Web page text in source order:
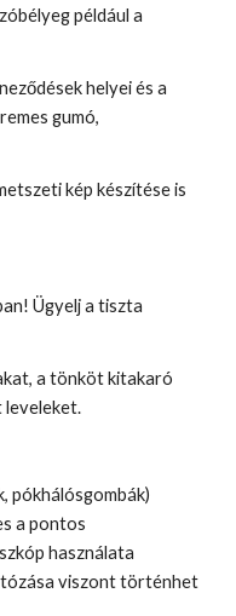
például a
helyei és a
gumó,
kép készítése is
Ügyelj a tiszta
a tönköt kitakaró
leveleket.
pókhálósgombák)
a pontos
használata
viszont történhet